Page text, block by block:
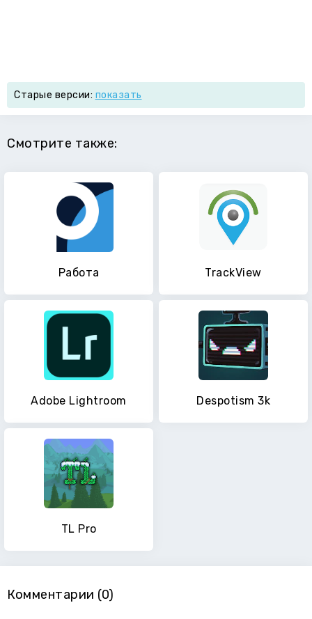
Старые версии: показать
Смотрите также:
Работа TrackView
Adobe Lightroom Despotism 3k
TL Pro
Комментарии (0)